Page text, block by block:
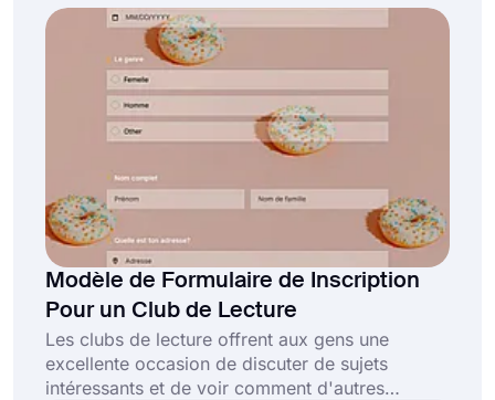
Modèle de Formulaire de Inscription
Pour un Club de Lecture
Les clubs de lecture offrent aux gens une
excellente occasion de discuter de sujets
intéressants et de voir comment d'autres